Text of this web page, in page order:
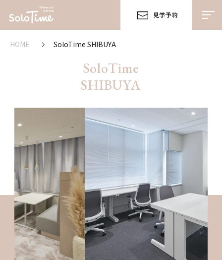
見学予約
HOME SoloTime SHIBUYA
SoloTime
SHIBUYA